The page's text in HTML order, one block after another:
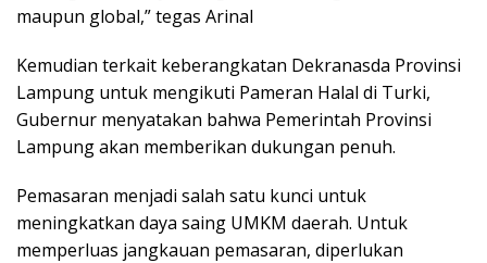
maupun global,” tegas Arinal
Kemudian terkait keberangkatan Dekranasda Provinsi
Lampung untuk mengikuti Pameran Halal di Turki,
Gubernur menyatakan bahwa Pemerintah Provinsi
Lampung akan memberikan dukungan penuh.
Pemasaran menjadi salah satu kunci untuk
meningkatkan daya saing UMKM daerah. Untuk
memperluas jangkauan pemasaran, diperlukan